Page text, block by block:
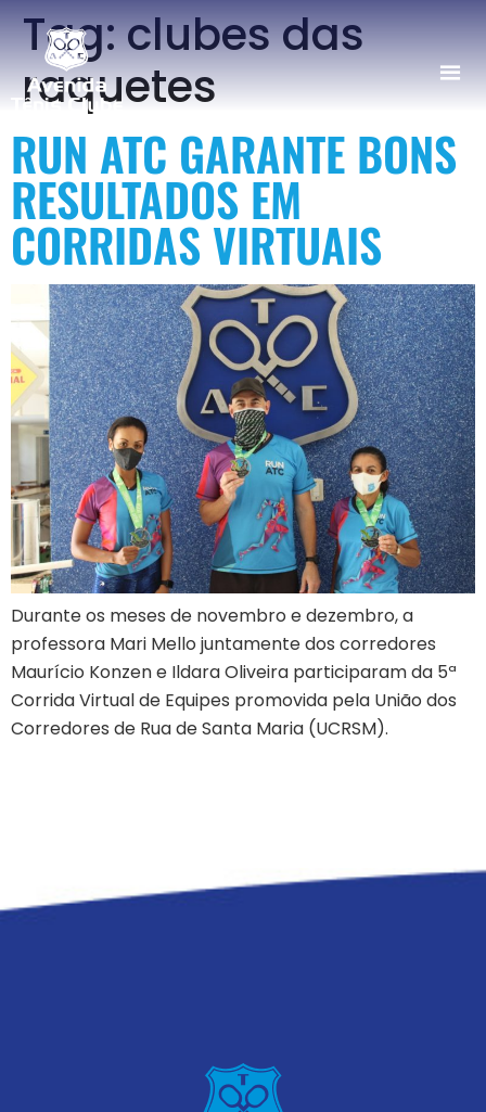
Tag:clubes das
raquetes
RUN ATC GARANTE BONS
RESULTADOS EM
CORRIDAS VIRTUAIS
Durante os meses de novembro e dezembro, a
professora Mari Mello juntamente dos corredores
Maurício Konzen e Ildara Oliveira participaram da 5ª
Corrida Virtual de Equipes promovida pela União dos
Corredores de Rua de Santa Maria (UCRSM).